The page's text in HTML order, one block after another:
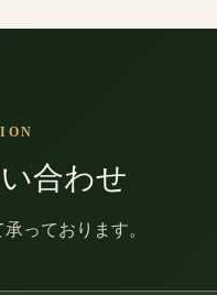
合わせ
っております。